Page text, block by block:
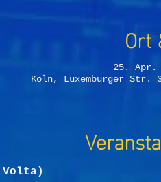
Ort
25. Apr.
Köln, Luxemburger Str.
Volta)